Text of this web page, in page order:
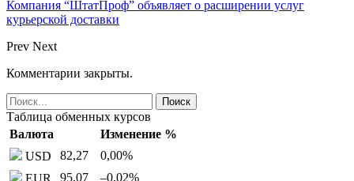
Компания “ШтатПроф” объявляет о расширении услуг
курьерской доставки
Prev Next
Комментарии закрыты.
Таблица обменных курсов
Валюта
Изменение %
USD
82,27 0,00%
EUR
95,07 –0,02%